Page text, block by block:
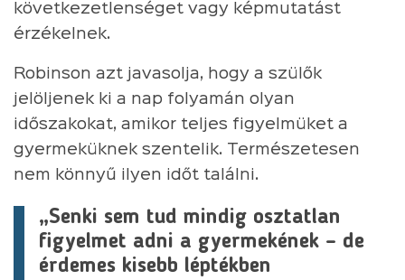
következetlenséget vagy képmutatást
érzékelnek.
Robinson azt javasolja, hogy a szülők
jelöljenek ki a nap folyamán olyan
időszakokat, amikor teljes figyelmüket a
gyermeküknek szentelik. Természetesen
nem könnyű ilyen időt találni.
„Senki sem tud mindig osztatlan
figyelmet adni a gyermekének – de
érdemes kisebb léptékben